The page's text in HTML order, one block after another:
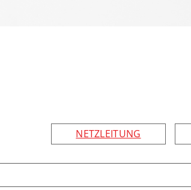
NETZLEITUNG